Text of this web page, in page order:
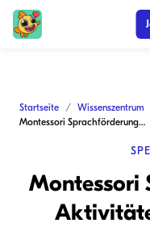
Startseite Wissenszentrum
Montessori Sprachförderungs-Aktivitäten für dein Kind
Montessori